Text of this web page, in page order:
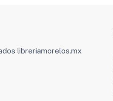
libreriamorelos.mx